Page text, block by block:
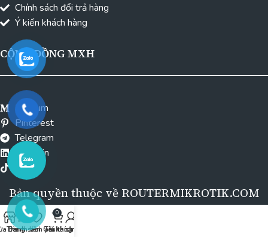
Chính sách đổi trả hàng
Ý kiến khách hàng
CỘNG ĐỒNG MXH
Medium
Pinterest
Telegram
Linkedin
Tiktok
Bản quyền thuộc về ROUTERMIKROTIK.COM
hàng
Thanh bên
Danh sách yêu thích
0
Giỏ hàng
Tài khoản của tôi